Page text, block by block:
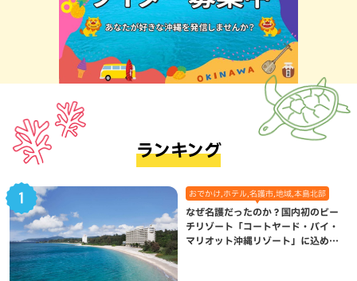
ランキング
おでかけ,ホテル,名護市,地域,本島北部
なぜ名護だったのか？国内初のビー
チリゾート「コートヤード・バイ・
マリオット沖縄リゾート」に込めら